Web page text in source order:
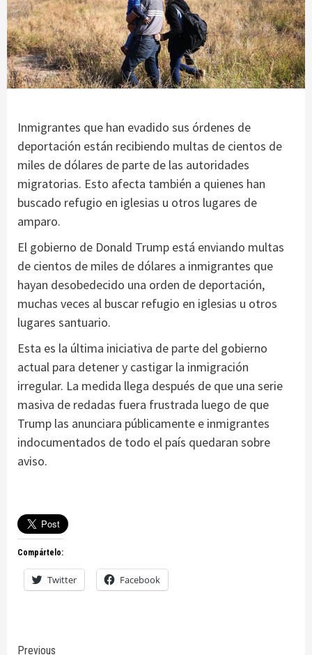
Inmigrantes que han evadido sus órdenes de
deportación están recibiendo multas de cientos de
miles de dólares de parte de las autoridades
migratorias. Esto afecta también a quienes han
buscado refugio en iglesias u otros lugares de
amparo.
El gobierno de Donald Trump está enviando multas
de cientos de miles de dólares a inmigrantes que
hayan desobedecido una orden de deportación,
muchas veces al buscar refugio en iglesias u otros
lugares santuario.
Esta es la última iniciativa de parte del gobierno
actual para detener y castigar la inmigración
irregular. La medida llega después de que una serie
masiva de redadas fuera frustrada luego de que
Trump las anunciara públicamente e inmigrantes
indocumentados de todo el país quedaran sobre
aviso.
Compártelo:
Twitter Facebook
Previous